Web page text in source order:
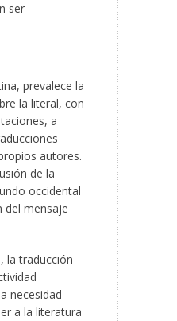
ser
prevalece la
la literal, con
a
autores.
de la
occidental
del mensaje
la traducción
necesidad
a la literatura